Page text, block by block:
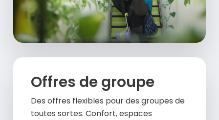
Offres de groupe
Des offres flexibles pour des groupes de
toutes sortes. Confort, espaces